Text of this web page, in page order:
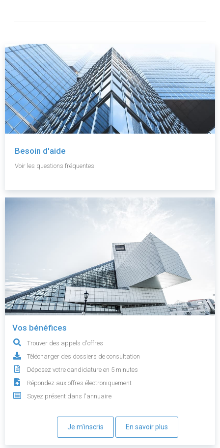
Besoin d'aide
Voir les questions fréquentes.
Vos bénéfices
Trouver des appels d'offres
Télécharger des dossiers de consultation
Déposez votre candidature en 5 minutes
Répondez aux offres électroniquement
Soyez présent dans l'annuaire
Je m'inscris En savoir plus